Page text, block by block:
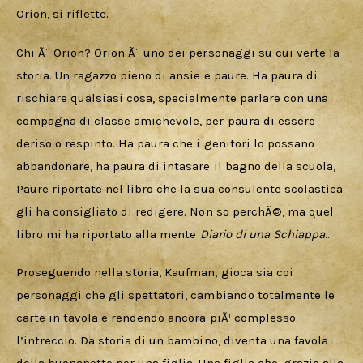
Orion, si riflette.
Chi Ã¨ Orion? Orion Ã¨ uno dei personaggi su cui verte la
storia. Un ragazzo pieno di ansie e paure. Ha paura di
rischiare qualsiasi cosa, specialmente parlare con una
compagna di classe amichevole, per paura di essere
deriso o respinto. Ha paura che i genitori lo possano
abbandonare, ha paura di intasare il bagno della scuola,
Paure riportate nel libro che la sua consulente scolastica
gli ha consigliato di redigere. Non so perchÃ©, ma quel
libro mi ha riportato alla mente Diario di una Schiappa…
Proseguendo nella storia, Kaufman, gioca sia coi
personaggi che gli spettatori, cambiando totalmente le
carte in tavola e rendendo ancora piÃ¹ complesso
l’intreccio. Da storia di un bambino, diventa una favola